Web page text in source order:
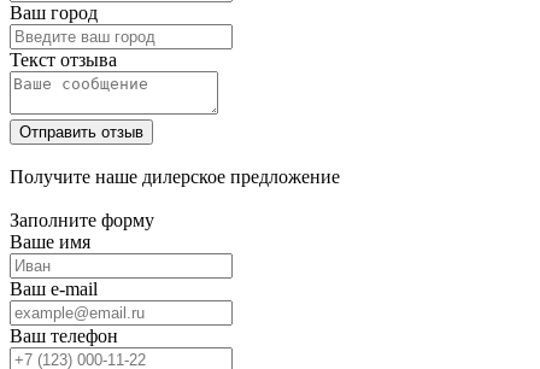
Ваш город
Текст отзыва
Получите наше дилерское предложение
Заполните форму
Ваше имя
Ваш e-mail
Ваш телефон